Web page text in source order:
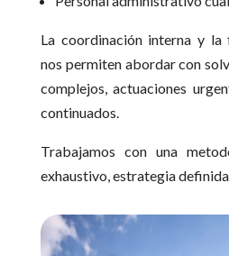
La coordinación interna y
nos permiten abordar con
complejos, actuaciones
continuados.
Trabajamos con una
exhaustivo, estrategia